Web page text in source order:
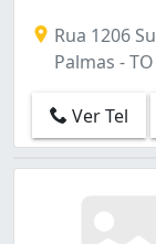
Rua 1206
Palmas - TO
Ver Tel